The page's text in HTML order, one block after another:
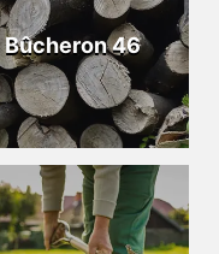
Bûcheron 46